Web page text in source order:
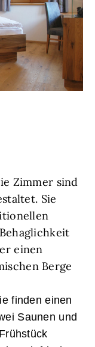
Zimmer sind
Sie
einen
Berge
finden einen
Saunen und